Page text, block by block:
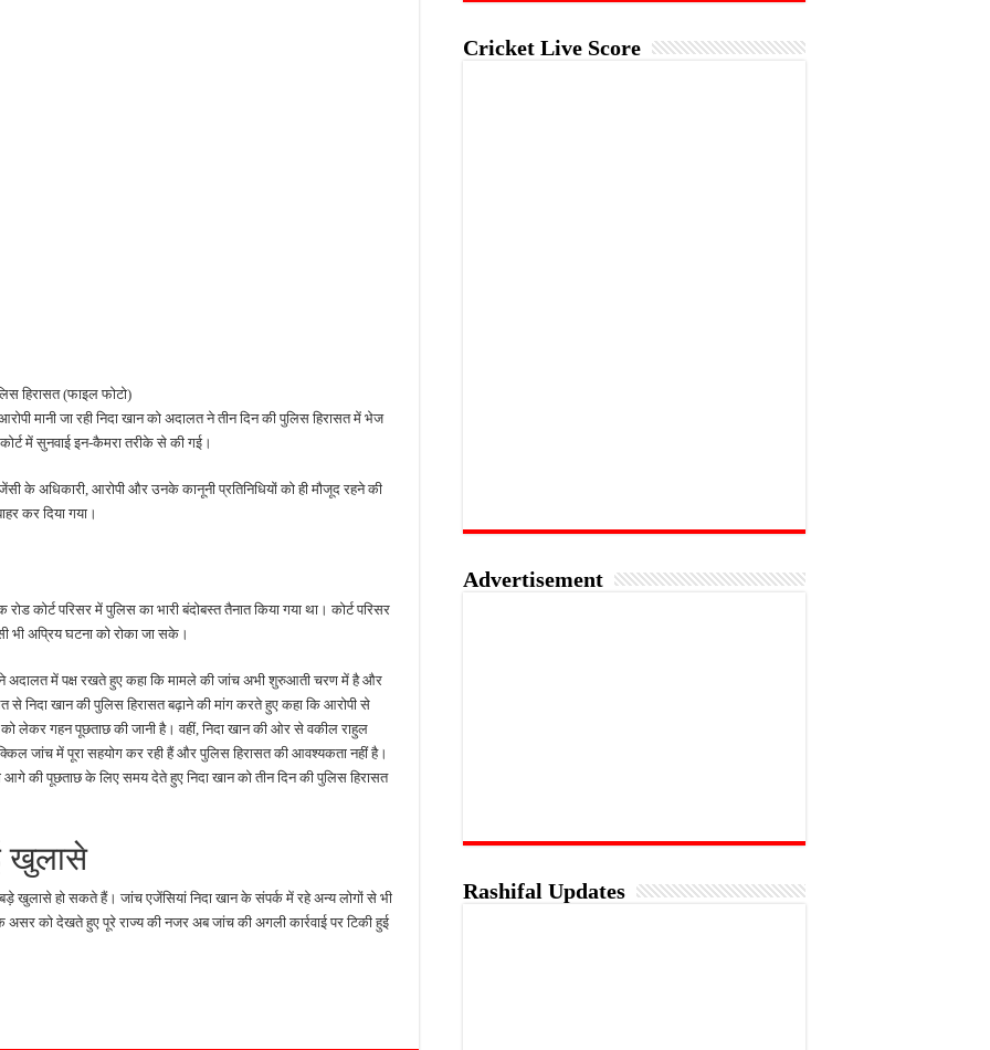
हिरासत (फाइल फोटो)
मानी जा रही निदा खान को अदालत ने तीन दिन की पुलिस हिरासत में भेज
में सुनवाई इन-कैमरा तरीके से की गई।
के अधिकारी, आरोपी और उनके कानूनी प्रतिनिधियों को ही मौजूद रहने की
कर दिया गया।
कोर्ट परिसर में पुलिस का भारी बंदोबस्त तैनात किया गया था। कोर्ट परिसर
भी अप्रिय घटना को रोका जा सके।
अदालत में पक्ष रखते हुए कहा कि मामले की जांच अभी शुरुआती चरण में है और
से निदा खान की पुलिस हिरासत बढ़ाने की मांग करते हुए कहा कि आरोपी से
लेकर गहन पूछताछ की जानी है। वहीं, निदा खान की ओर से वकील राहुल
जांच में पूरा सहयोग कर रही हैं और पुलिस हिरासत की आवश्यकता नहीं है।
की पूछताछ के लिए समय देते हुए निदा खान को तीन दिन की पुलिस हिरासत
खुलासे
खुलासे हो सकते हैं। जांच एजेंसियां निदा खान के संपर्क में रहे अन्य लोगों से भी
को देखते हुए पूरे राज्य की नजर अब जांच की अगली कार्रवाई पर टिकी हुई
Cricket Live Score
Advertisement
Rashifal Updates